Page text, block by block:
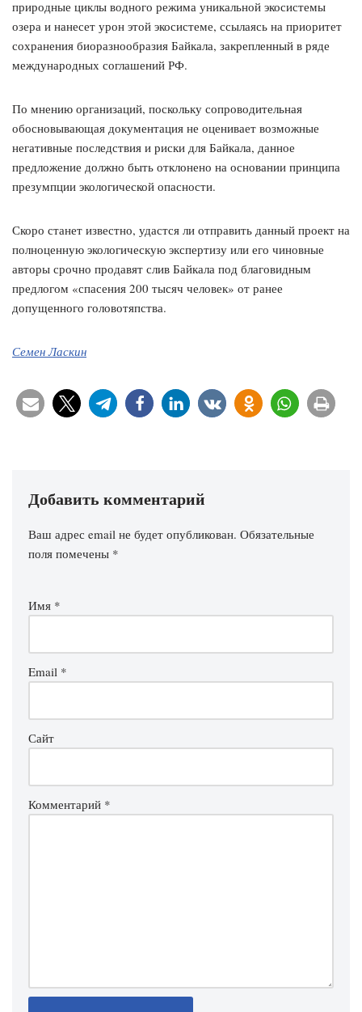
природные циклы водного режима уникальной экосистемы
озера и нанесет урон этой экосистеме, ссылаясь на приоритет
сохранения биоразнообразия Байкала, закрепленный в ряде
международных соглашений РФ.
По мнению организаций, поскольку сопроводительная
обосновывающая документация не оценивает возможные
негативные последствия и риски для Байкала, данное
предложение должно быть отклонено на основании принципа
презумпции экологической опасности.
Скоро станет известно, удастся ли отправить данный проект на
полноценную экологическую экспертизу или его чиновные
авторы срочно продавят слив Байкала под благовидным
предлогом «спасения 200 тысяч человек» от ранее
допущенного головотяпства.
Семен Ласкин
Добавить комментарий
Ваш адрес email не будет опубликован. Обязательные
поля помечены *
Имя *
Email *
Сайт
Комментарий *